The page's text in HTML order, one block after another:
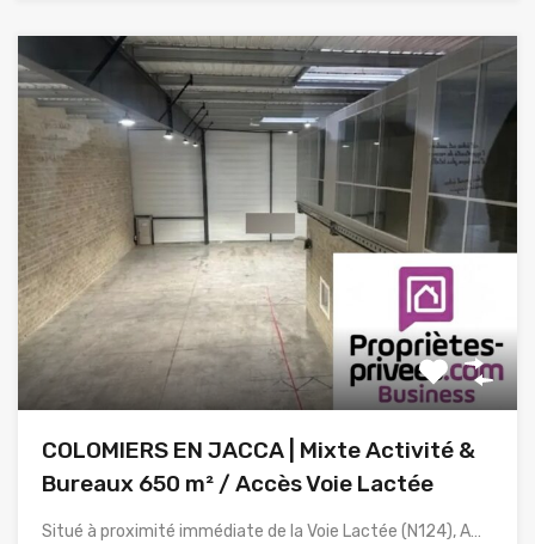
COLOMIERS EN JACCA | Mixte Activité &
Bureaux 650 m² / Accès Voie Lactée
Situé à proximité immédiate de la Voie Lactée (N124), A…